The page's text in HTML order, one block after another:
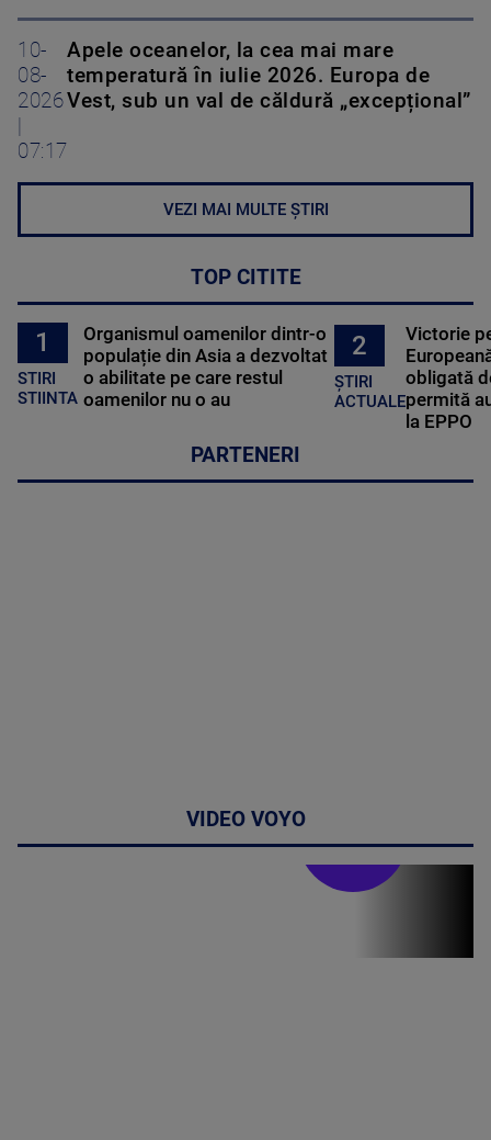
10-
08-
2026
|
07:17
Apele oceanelor, la cea mai mare
temperatură în iulie 2026. Europa de
Vest, sub un val de căldură „excepțional”
VEZI MAI MULTE ȘTIRI
TOP CITITE
1
STIRI
STIINTA
Organismul oamenilor dintr-o
populație din Asia a dezvoltat
o abilitate pe care restul
oamenilor nu o au
2
ȘTIRI
ACTUALE
Victorie
obligată
permită
la EPPO
PARTENERI
VIDEO VOYO
Stirile PRO TV